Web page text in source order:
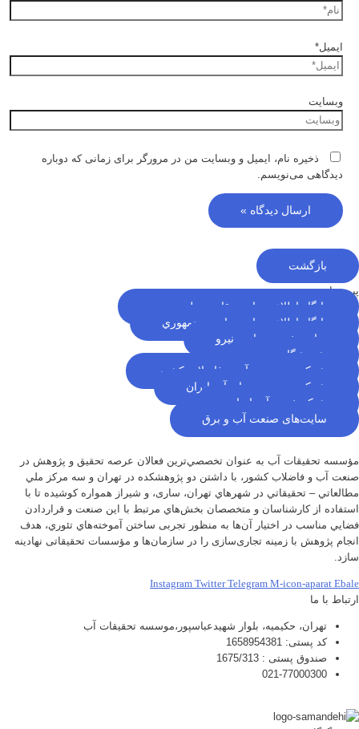
ایمیل*
وبسایت
ذخیره نام، ایمیل و وبسایت من در مرورگر برای زمانی که دوباره
دیدگاهی می‌نویسم.
بازگشت
پیوندها
پایگاه اطلاع رسانی مقام معظم رهبری
پایگاه اطلاع رسانی ریاست جمهوري
سایت خبری وزارت نیرو
پژوهشگاه نيرو
شرکت مهندسی آب و فاضلاب کشور
شرکت مدیریت منابع آب ایران
شبکه خبری آب ایران
سایت‌های صنعت آب و برق
مؤسسه تحقيقات آب به عنوان تخصصي‌ترين فعالان عرصه تحقيق و پژوهش در
صنعت آب و فاضلاب كشور، با داشتن دو پژوهشكده در تهران و سه مركز ملي
مطالعاتي – تحقيقاتي در شهرهاي تهران،‌ ساری، و شيراز‌ همواره كوشيده تا با
استفاده از كارشناسان و متخصصان بخش‌هاي مرتبط با اين صنعت و قراردادن
فضايي مناسب در اختيار آن‌ها به منظور تجربی ساختن آموخته‌هاي تئوري، هدف
انجام پژوهش با زمينه تجاری‌سازی را در سازمان‌ها و مؤسسات تحقيقاتی نهادينه
سازد.
Instagram Twitter Telegram M-icon-aparat Ebale
ارتباط با ما
تهران، حکیمیه، بلوار شهیدعباسپور،موسسه تحقیقات آب
کد پستی: 1658954381
صندوق پستی : 1675/313
021-77000300